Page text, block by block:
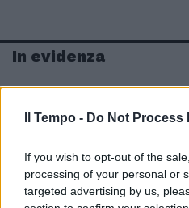
Il Tempo - Do Not Process
If you wish to opt-out of the
processing of your personal or
targeted advertising by us,
In evidenza